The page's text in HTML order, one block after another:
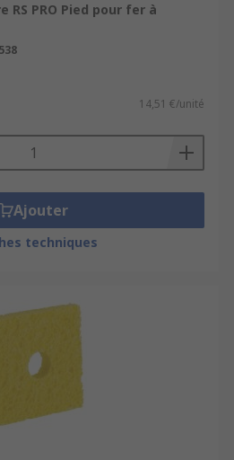
RS PRO Pied pour fer à
14,51 €/unité
Ajouter
techniques